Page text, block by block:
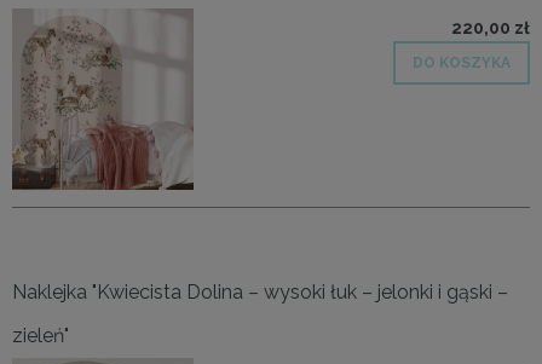
220,00 zł
DO KOSZYKA
Naklejka "Kwiecista Dolina – wysoki łuk – jelonki i gąski –
zieleń"